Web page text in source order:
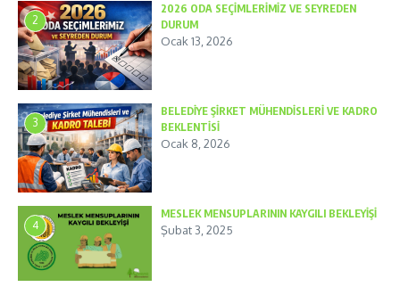
2
2026 ODA SEÇİMLERİMİZ VE SEYREDEN
DURUM
Ocak 13, 2026
3
BELEDİYE ŞİRKET MÜHENDİSLERİ VE KADRO
BEKLENTİSİ
Ocak 8, 2026
4
MESLEK MENSUPLARININ KAYGILI BEKLEYİŞİ
Şubat 3, 2025